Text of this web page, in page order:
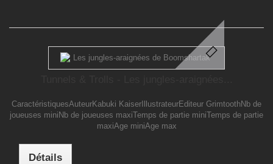
CaractéristiquesAuteurKabuki KaiserIllustrateurEditeur GrimtoothNb de
joueuses miniNb de joueuses maxiTemps de partie miniTemps de partie
maxiAge miniAge max
Détails